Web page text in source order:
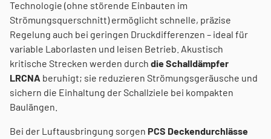
Technologie (ohne störende Einbauten im
Strömungsquerschnitt) ermöglicht schnelle, präzise
Regelung auch bei geringen Druckdifferenzen – ideal für
variable Laborlasten und leisen Betrieb. Akustisch
kritische Strecken werden durch die Schalldämpfer
LRCNA beruhigt; sie reduzieren Strömungsgeräusche und
sichern die Einhaltung der Schallziele bei kompakten
Baulängen.
Bei der Luftausbringung sorgen PCS Deckendurchlässe